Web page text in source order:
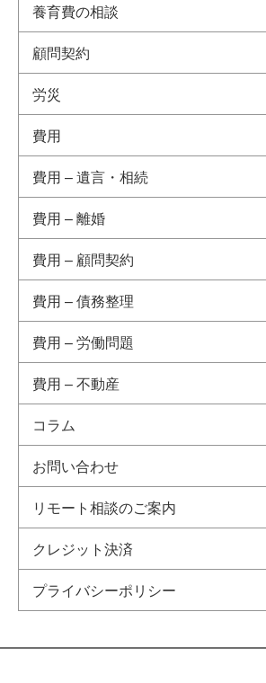
養育費の相談
顧問契約
労災
費用
費用 – 遺言・相続
費用 – 離婚
費用 – 顧問契約
費用 – 債務整理
費用 – 労働問題
費用 – 不動産
コラム
お問い合わせ
リモート相談のご案内
クレジット決済
プライバシーポリシー